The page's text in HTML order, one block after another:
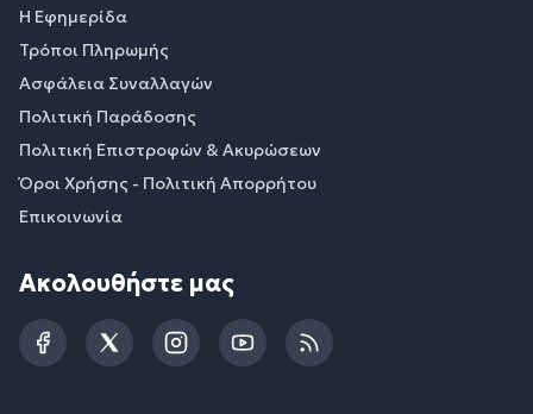
Η Εφημερίδα
Τρόποι Πληρωμής
Ασφάλεια Συναλλαγών
Πολιτική Παράδοσης
Πολιτική Επιστροφών & Ακυρώσεων
Όροι Χρήσης - Πολιτική Απορρήτου
Επικοινωνία
Ακολουθήστε μας
FacebookTwitterInstagramYouTubeRSS